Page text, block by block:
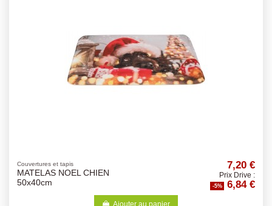
Couvertures et tapis
MATELAS NOEL CHIEN
50x40cm
7,20 €
Prix Drive :
-5% 6,84 €